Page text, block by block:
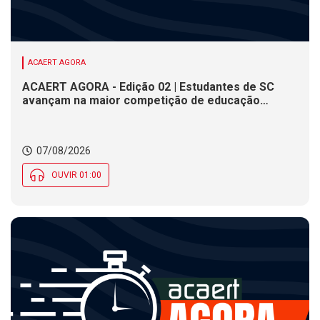
ACAERT AGORA
ACAERT AGORA - Edição 02 | Estudantes de SC
avançam na maior competição de educação
Social nesta sexta (7)
07/08/2026
OUVIR 01:00